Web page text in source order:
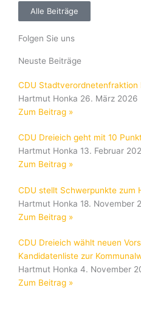
Alle Beiträge
Folgen Sie uns
Neuste Beiträge
CDU Stadtverordnetenfraktion
Hartmut Honka 26. März 2026
Zum Beitrag »
CDU Dreieich geht mit 10
Hartmut Honka 13. Februar
Zum Beitrag »
CDU stellt Schwerpunkte zum
Hartmut Honka 18. November
Zum Beitrag »
CDU Dreieich wählt neuen
Kandidatenliste zur
Hartmut Honka 4. November
Zum Beitrag »